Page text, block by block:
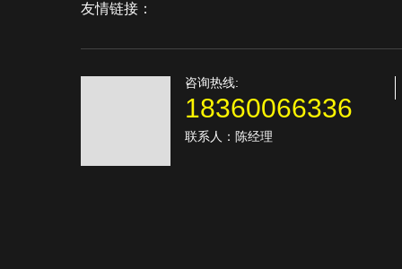
友情链接：
咨询热线:
18360066336
联系人：陈经理